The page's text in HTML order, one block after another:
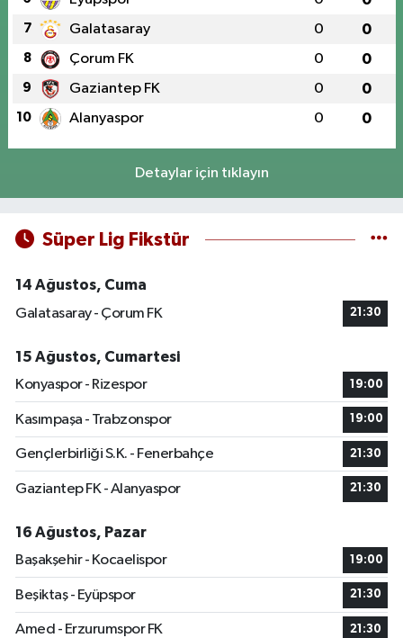
7 Galatasaray 0 0
8 Çorum FK 0 0
9 Gaziantep FK 0 0
10 Alanyaspor 0 0
Detaylar için tıklayın
Süper Lig Fikstür
14 Ağustos, Cuma
Galatasaray - Çorum FK
21:30
15 Ağustos, Cumartesi
Konyaspor - Rizespor
19:00
Kasımpaşa - Trabzonspor 19:00
Gençlerbirliği S.K. - Fenerbahçe 21:30
Gaziantep FK - Alanyaspor 21:30
16 Ağustos, Pazar
Başakşehir - Kocaelispor
19:00
Beşiktaş - Eyüpspor 21:30
Amed - Erzurumspor FK 21:30